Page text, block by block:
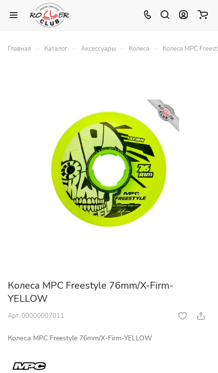
Главная – Каталог – Аксессуары – Колеса – Колеса MPC
Колеса MPC Freestyle 76mm/X-Firm-
YELLOW
Арт. 00000007011
Колеса MPC Freestyle 76mm/X-Firm-YELLOW